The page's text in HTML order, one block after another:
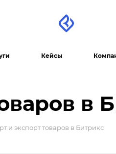
Кейсы
в
и экспорт товаров в Битрикс